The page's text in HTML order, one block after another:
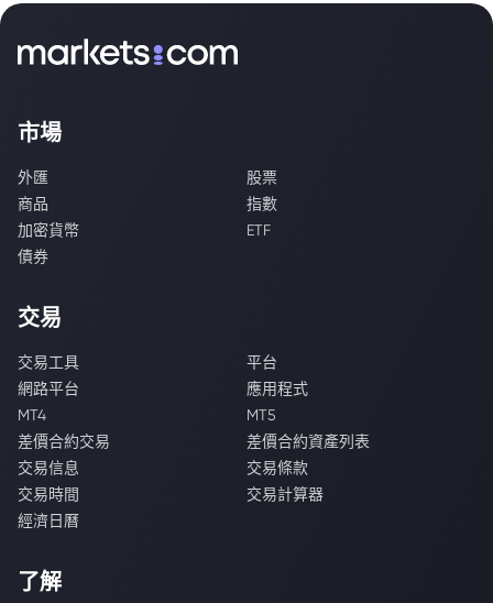
市場
外匯
股票
商品
指數
加密貨幣
ETF
債券
交易
交易工具
平台
網路平台
應用程式
MT4
MT5
差價合約交易
差價合約資產列表
交易信息
交易條款
交易時間
交易計算器
經濟日曆
了解